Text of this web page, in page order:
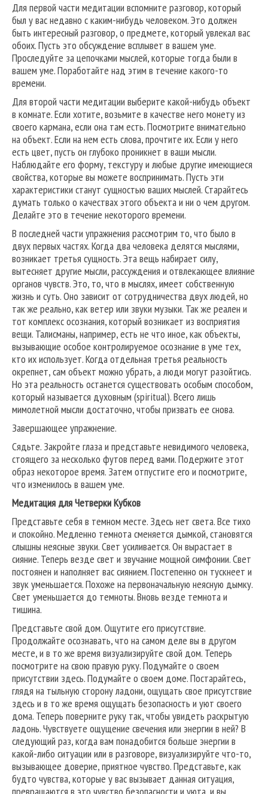
Для первой части медитации вспомните разговор, который
был у вас недавно с каким-нибудь человеком. Это должен
быть интересный разговор, о предмете, который увлекал вас
обоих. Пусть это обсуждение всплывет в вашем уме.
Проследуйте за цепочками мыслей, которые тогда были в
вашем уме. Поработайте над этим в течение какого-то
времени.
Для второй части медитации выберите какой-нибудь объект
в комнате. Если хотите, возьмите в качестве него монету из
своего кармана, если она там есть. Посмотрите внимательно
на объект. Если на нем есть слова, прочтите их. Если у него
есть цвет, пусть он глубоко проникнет в ваши мысли.
Наблюдайте его форму, текстуру и любые другие имеющиеся
свойства, которые вы можете воспринимать. Пусть эти
характеристики станут сущностью ваших мыслей. Старайтесь
думать только о качествах этого объекта и ни о чем другом.
Делайте это в течение некоторого времени.
В последней части упражнения рассмотрим то, что было в
двух первых частях. Когда два человека делятся мыслями,
возникает третья сущность. Эта вещь набирает силу,
вытесняет другие мысли, рассуждения и отвлекающее влияние
органов чувств. Это, то, что в мыслях, имеет собственную
жизнь и суть. Оно зависит от сотрудничества двух людей, но
так же реально, как ветер или звуки музыки. Так же реален и
тот комплекс осознания, который возникает из восприятия
вещи. Талисманы, например, есть не что иное, как объекты,
вызывающие особое контролируемое осознание в уме тех,
кто их использует. Когда отдельная третья реальность
окрепнет, сам объект можно убрать, а люди могут разойтись.
Но эта реальность останется существовать особым способом,
который называется духовным (spiritual). Всего лишь
мимолетной мысли достаточно, чтобы призвать ее снова.
Завершающее упражнение.
Сядьте. Закройте глаза и представьте невидимого человека,
стоящего за несколько футов перед вами. Подержите этот
образ некоторое время. Затем отпустите его и посмотрите,
что изменилось в вашем уме.
Медитация для Четверки Кубков
Представьте себя в темном месте. Здесь нет света. Все тихо
и спокойно. Медленно темнота сменяется дымкой, становятся
слышны неясные звуки. Свет усиливается. Он вырастает в
сияние. Теперь везде свет и звучание мощной симфонии. Свет
постоянен и наполняет вас сиянием. Постепенно он тускнеет и
звук уменьшается. Похоже на первоначальную неясную дымку.
Свет уменьшается до темноты. Вновь везде темнота и
тишина.
Представьте свой дом. Ощутите его присутствие.
Продолжайте осознавать, что на самом деле вы в другом
месте, и в то же время визуализируйте свой дом. Теперь
посмотрите на свою правую руку. Подумайте о своем
присутствии здесь. Подумайте о своем доме. Постарайтесь,
глядя на тыльную сторону ладони, ощущать свое присутствие
здесь и в то же время ощущать безопасность и уют своего
дома. Теперь поверните руку так, чтобы увидеть раскрытую
ладонь. Чувствуете ощущение свечения или энергии в ней? В
следующий раз, когда вам понадобится больше энергии в
какой-либо ситуации или в разговоре, визуализируйте что-то,
вызывающее доверие, приятное чувство. Представьте, как
будто чувства, которые у вас вызывает данная ситуация,